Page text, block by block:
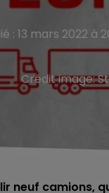
: 13 mars 2022 à
Crédit image:
neuf camions,